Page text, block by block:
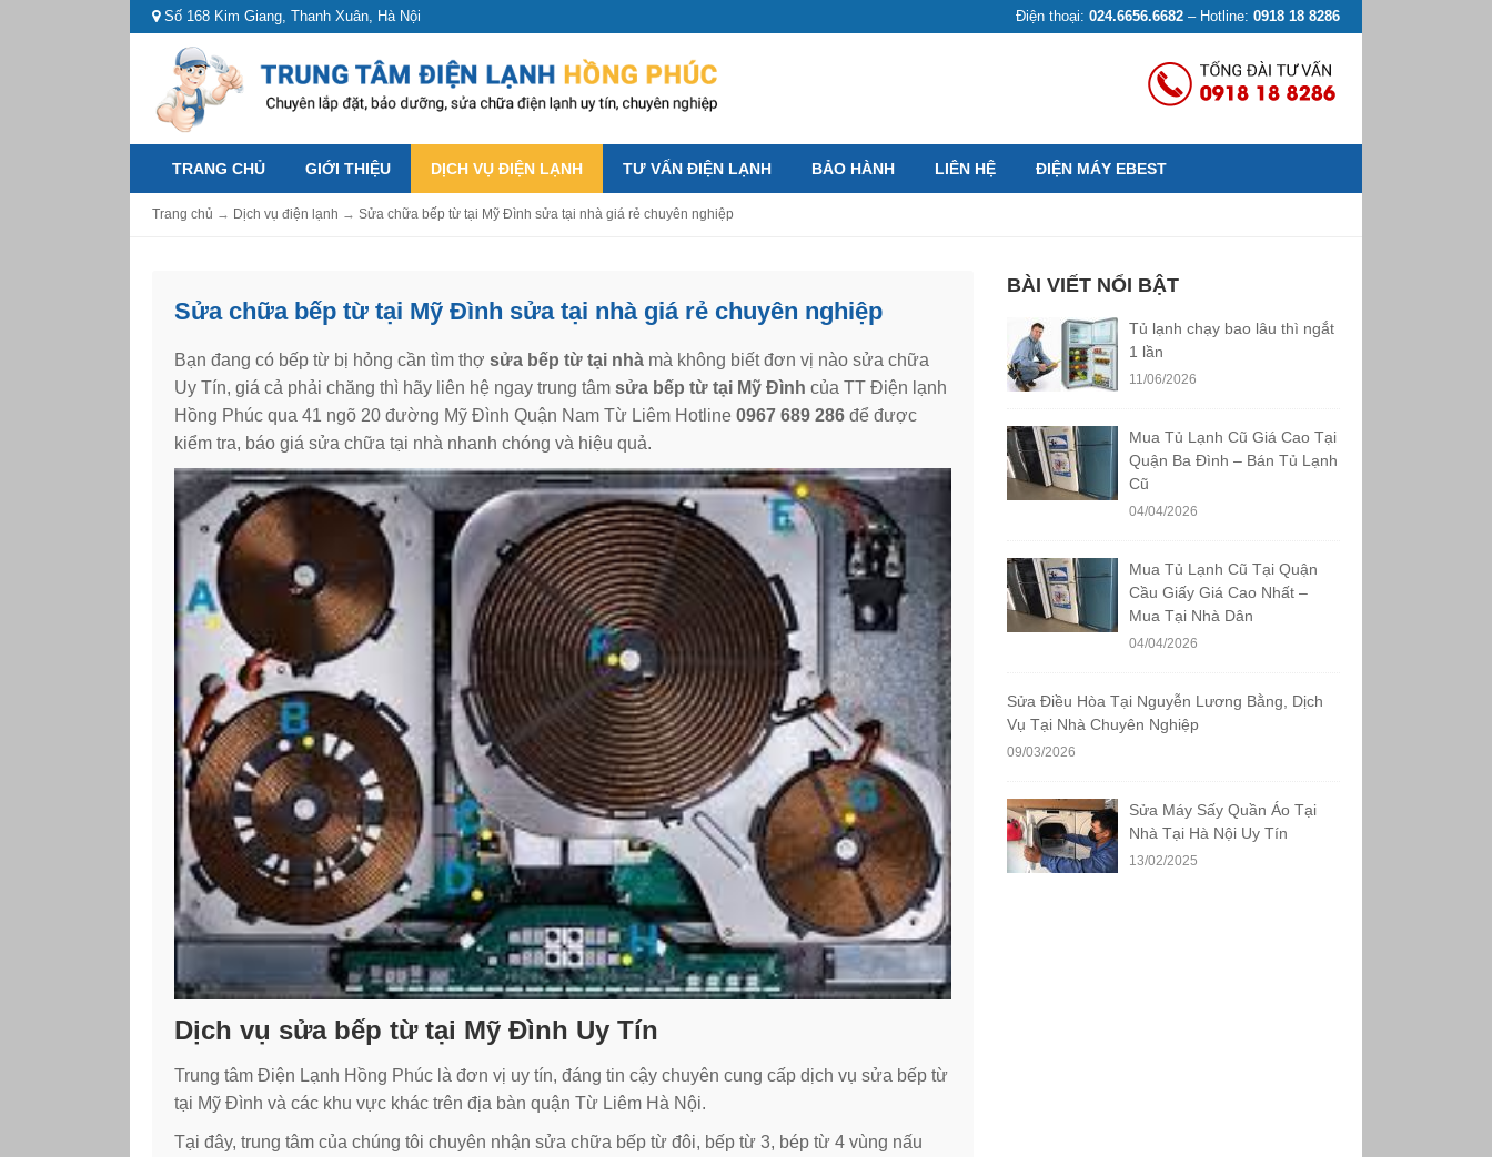
Số 168 Kim Giang, Thanh Xuân, Hà Nội Điện thoại: 024.6656.6682 – Hotline: 0918 18 8286
TRANG CHỦ GIỚI THIỆU DỊCH VỤ ĐIỆN LẠNH TƯ VẤN ĐIỆN LẠNH BẢO HÀNH LIÊN HỆ ĐIỆN MÁY EBEST
Trang chủ → Dịch vụ điện lạnh → Sửa chữa bếp từ tại Mỹ Đình sửa tại nhà giá rẻ chuyên nghiệp
Sửa chữa bếp từ tại Mỹ Đình sửa tại nhà giá rẻ chuyên nghiệp
Bạn đang có bếp từ bị hỏng cần tìm thợ sửa bếp từ tại nhà mà không biết đơn vị nào sửa chữa
Uy Tín, giá cả phải chăng thì hãy liên hệ ngay trung tâm sửa bếp từ tại Mỹ Đình của TT Điện lạnh
Hồng Phúc qua 41 ngõ 20 đường Mỹ Đình Quận Nam Từ Liêm Hotline 0967 689 286 để được
kiểm tra, báo giá sửa chữa tại nhà nhanh chóng và hiệu quả.
Dịch vụ sửa bếp từ tại Mỹ Đình Uy Tín
Trung tâm Điện Lạnh Hồng Phúc là đơn vị uy tín, đáng tin cậy chuyên cung cấp dịch vụ sửa bếp từ
tại Mỹ Đình và các khu vực khác trên địa bàn quận Từ Liêm Hà Nội.
Tại đây, trung tâm của chúng tôi chuyên nhận sửa chữa bếp từ đôi, bếp từ 3, bép từ 4 vùng nấu
BÀI VIẾT NỔI BẬT
Tủ lạnh chạy bao lâu thì ngắt
1 lần
11/06/2026
Mua Tủ Lạnh Cũ Giá Cao Tại
Quận Ba Đình – Bán Tủ Lạnh
Cũ
04/04/2026
Mua Tủ Lạnh Cũ Tại Quận
Cầu Giấy Giá Cao Nhất –
Mua Tại Nhà Dân
04/04/2026
Sửa Điều Hòa Tại Nguyễn Lương Bằng, Dịch
Vụ Tại Nhà Chuyên Nghiệp
09/03/2026
Sửa Máy Sấy Quần Áo Tại
Nhà Tại Hà Nội Uy Tín
13/02/2025